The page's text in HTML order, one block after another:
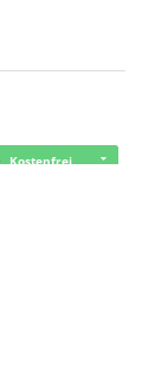
Kostenfrei